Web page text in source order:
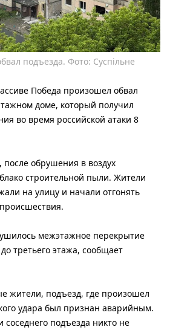
подъезда. Фото: Суспільне
Победа произошел обвал
доме, который получил
во время российской атаки 8
обрушения в воздух
строительной пыли. Жители
на улицу и начали отгонять
межэтажное перекрытие
третьего этажа, сообщает
жители, подъезд, где произошел
удара был признан аварийным.
соседнего подъезда никто не